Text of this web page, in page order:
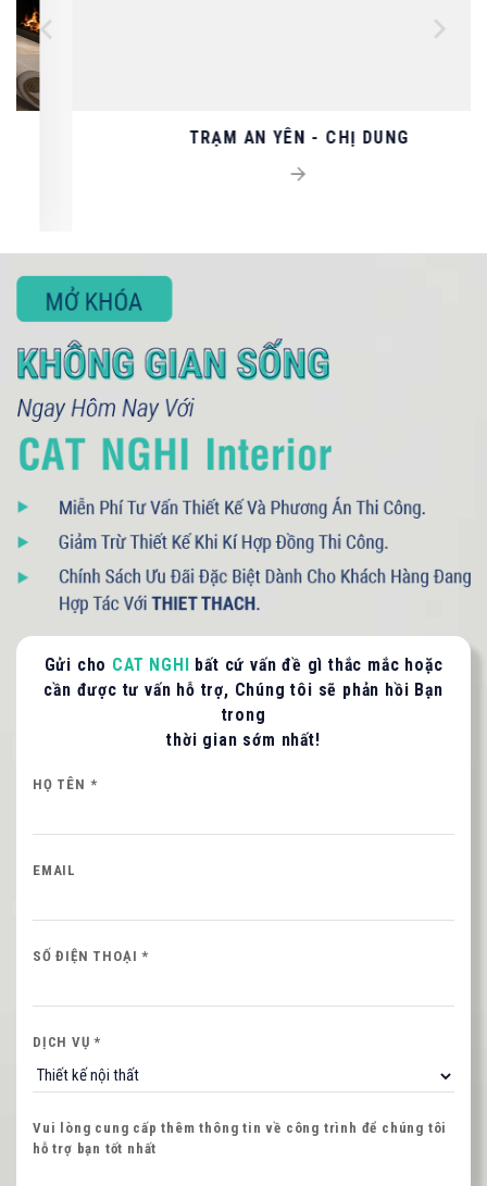
TRẠM AN YÊN - CHỊ DUNG
Gửi cho CAT NGHI bất cứ vấn đề gì thắc mắc hoặc
cần được tư vấn hỗ trợ, Chúng tôi sẽ phản hồi Bạn
trong
thời gian sớm nhất!
HỌ TÊN *
EMAIL
SỐ ĐIỆN THOẠI *
DỊCH VỤ *
Vui lòng cung cấp thêm thông tin về công trình để chúng tôi
hỗ trợ bạn tốt nhất
093 71379 13 - 090 3075 005
LIÊN HỆ TƯ VẤN / BÁO GIÁ
NGHI liên hệ hỗ trợ nhanh nhất.
SỐ ĐIỆN THOẠI *